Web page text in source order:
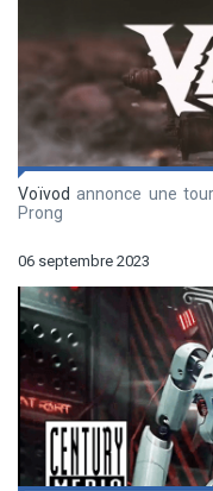
Voïvod annonce une
Prong
06 septembre 2023